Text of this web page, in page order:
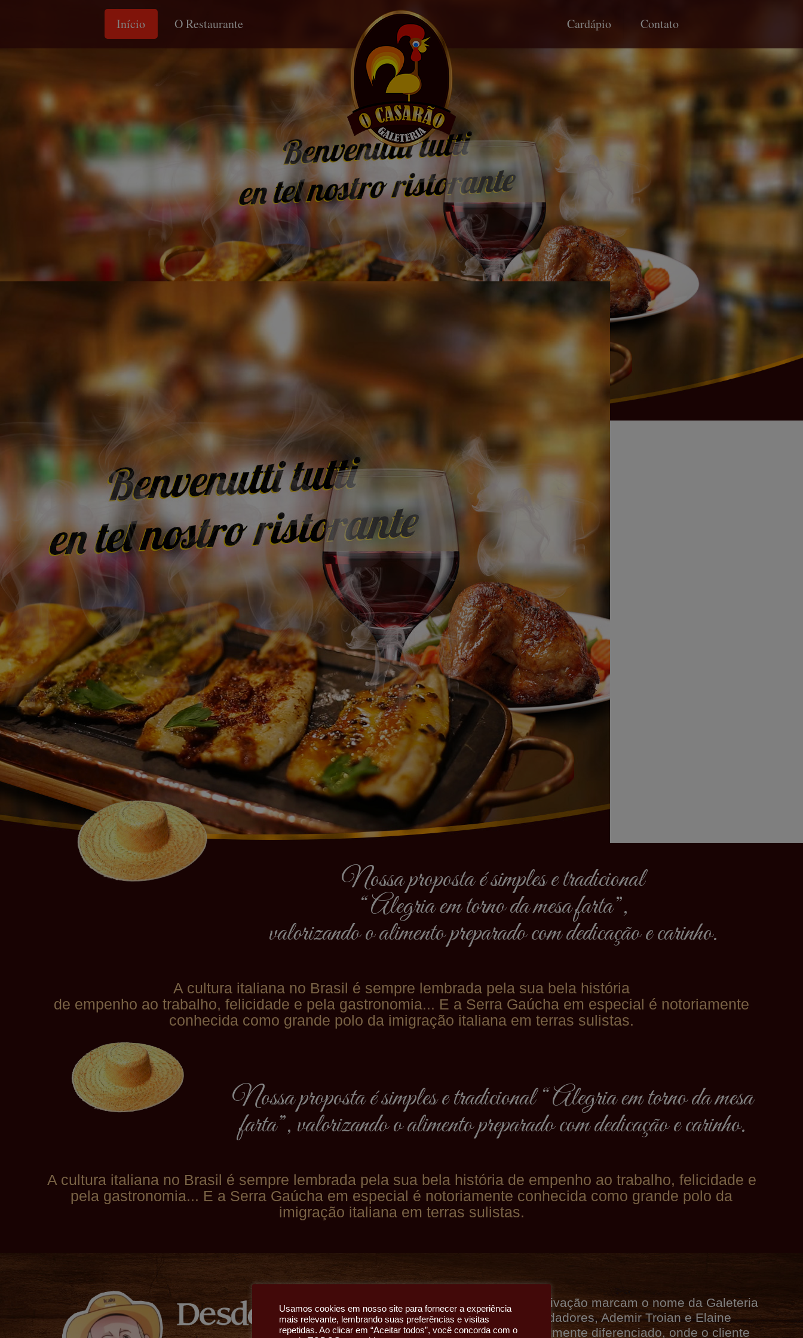
Início O Restaurante Cardápio Contato
Nossa proposta é simples e tradicional
“ Alegria em torno da mesa farta”,
valorizando o alimento preparado com dedicação e carinho.
A cultura italiana no Brasil é sempre lembrada pela sua bela história
de empenho ao trabalho, felicidade e pela gastronomia... E a Serra Gaúcha em especial é notoriamente
conhecida como grande polo da imigração italiana em terras sulistas.
Nossa proposta é simples e tradicional “ Alegria em torno da mesa
farta”, valorizando o alimento preparado com dedicação e carinho.
A cultura italiana no Brasil é sempre lembrada pela sua bela história de empenho ao trabalho, felicidade e
pela gastronomia... E a Serra Gaúcha em especial é notoriamente conhecida como grande polo da
imigração italiana em terras sulistas.
Os mesmos atributos de superação e motivação marcam o nome da Galeteria
O Casarão em Cambará do Sul. Seus fundadores, Ademir Troian e Elaine
Maestri dedicaram-se a construir algo realmente diferenciado, onde o cliente
Usamos cookies em nosso site para fornecer a experiência
mais relevante, lembrando suas preferências e visitas
repetidas. Ao clicar em “Aceitar todos”, você concorda com o